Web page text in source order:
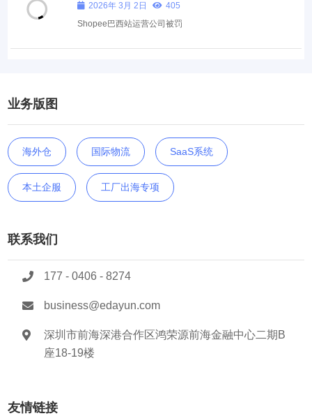
2026年 3月 2日
405
Shopee巴西站运营公司被罚
业务版图
海外仓 国际物流 SaaS系统
本土企服 工厂出海专项
联系我们
177 - 0406 - 8274
business@edayun.com
深圳市前海深港合作区鸿荣源前海金融中心二期B
座18-19楼
友情链接